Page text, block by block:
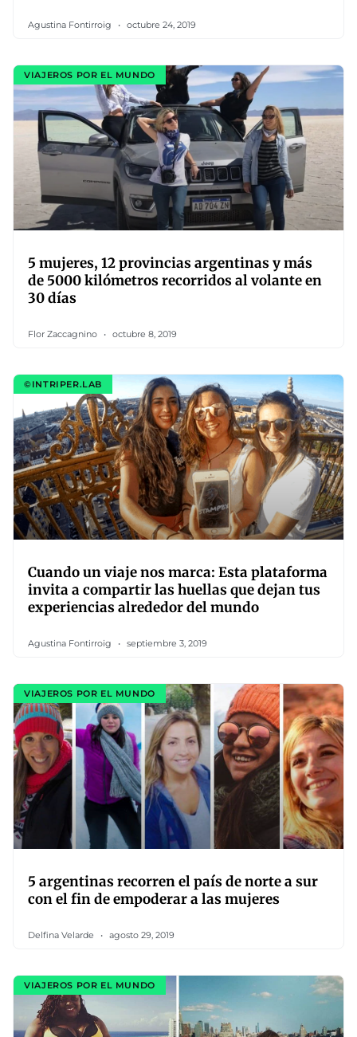
Agustina Fontirroig octubre 24, 2019
VIAJEROS POR EL MUNDO
5 mujeres, 12 provincias argentinas y más
de 5000 kilómetros recorridos al volante en
30 días
Flor Zaccagnino octubre 8, 2019
©INTRIPER.LAB
Cuando un viaje nos marca: Esta plataforma
invita a compartir las huellas que dejan tus
experiencias alrededor del mundo
Agustina Fontirroig septiembre 3, 2019
VIAJEROS POR EL MUNDO
5 argentinas recorren el país de norte a sur
con el fin de empoderar a las mujeres
Delfina Velarde agosto 29, 2019
VIAJEROS POR EL MUNDO